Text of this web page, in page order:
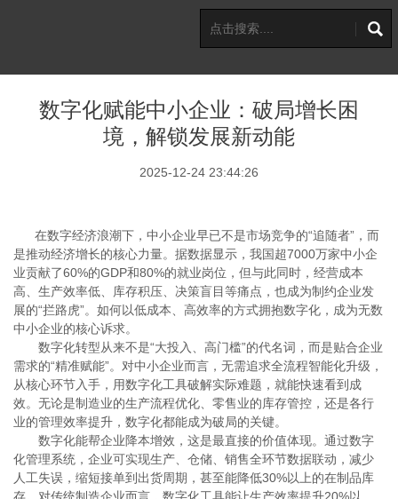
数字化赋能中小企业：破局增长困
境，解锁发展新动能
2025-12-24 23:44:26
在数字经济浪潮下，中小企业早已不是市场竞争的“追随者”，而
是推动经济增长的核心力量。据数据显示，我国超7000万家中小企
业贡献了60%的GDP和80%的就业岗位，但与此同时，经营成本
高、生产效率低、库存积压、决策盲目等痛点，也成为制约企业发
展的“拦路虎”。如何以低成本、高效率的方式拥抱数字化，成为无数
中小企业的核心诉求。
数字化转型从来不是“大投入、高门槛”的代名词，而是贴合企业
需求的“精准赋能”。对中小企业而言，无需追求全流程智能化升级，
从核心环节入手，用数字化工具破解实际难题，就能快速看到成
效。无论是制造业的生产流程优化、零售业的库存管控，还是各行
业的管理效率提升，数字化都能成为破局的关键。
数字化能帮企业降本增效，这是最直接的价值体现。通过数字
化管理系统，企业可实现生产、仓储、销售全环节数据联动，减少
人工失误，缩短接单到出货周期，甚至能降低30%以上的在制品库